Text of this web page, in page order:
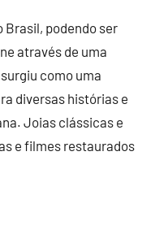
Brasil, podendo ser
através de uma
como uma
diversas histórias e
Joias clássicas e
e filmes restaurados